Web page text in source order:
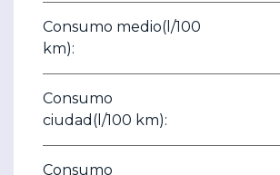
Consumo medio(l/100
km):
Consumo
ciudad(l/100 km):
Consumo